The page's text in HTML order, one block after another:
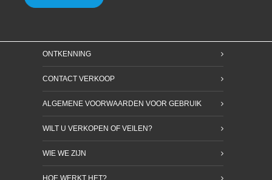
ONTKENNING
CONTACT VERKOOP
ALGEMENE VOORWAARDEN VOOR GEBRUIK
WILT U VERKOPEN OF VEILEN?
WIE WE ZIJN
HOE WERKT HET?